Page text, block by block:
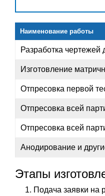
Наименование работы
Разработка
Изготовление
Отпресовка первой
Отпресовка всей
Отпресовка всей
Анодирование и
Этапы
Подача заявки на